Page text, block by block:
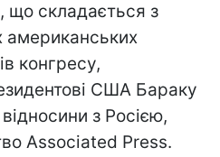
що складається з
американських
конгресу,
США Бараку
з Росією,
Associated Press.